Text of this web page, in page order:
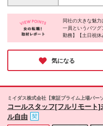
ンセンティブ
を導入。 半期
得したメンバ
得られる仕組
「大崎駅」新東口より
駅」東急五反田駅出
田駅」より徒
への通勤が可
務地
同社の大きな魅
一員というバツ
勤務】【土日祝休
ています。ノー
厚生も充実。無
ピッタリな企業で
気になる
ミイダス株式会社【東証プライム上場パー
コールスタッフ[フルリモート
ル自由